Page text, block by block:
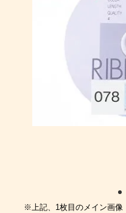
※上記、1枚目のメイン画像